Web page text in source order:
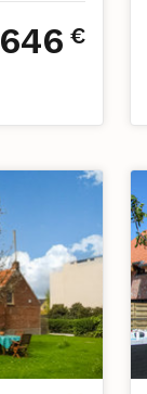
646 €